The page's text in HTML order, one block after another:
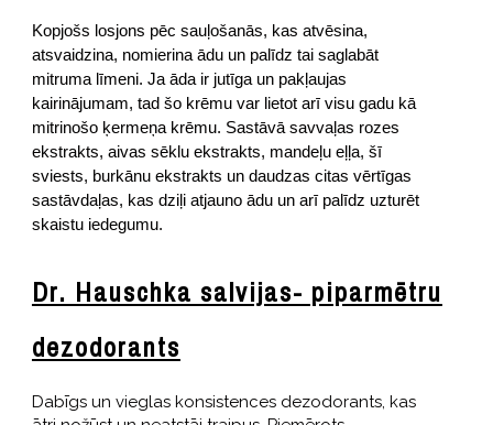
Kopjošs losjons pēc sauļošanās, kas atvēsina,
atsvaidzina, nomierina ādu un palīdz tai saglabāt
mitruma līmeni. Ja āda ir jutīga un pakļaujas
kairinājumam, tad šo krēmu var lietot arī visu gadu kā
mitrinošo ķermeņa krēmu. Sastāvā savvaļas rozes
ekstrakts, aivas sēklu ekstrakts, mandeļu eļļa, šī
sviests, burkānu ekstrakts un daudzas citas vērtīgas
sastāvdaļas, kas dziļi atjauno ādu un arī palīdz uzturēt
skaistu iedegumu.
Dr. Hauschka salvijas- piparmētru
dezodorants
Dabīgs un vieglas konsistences dezodorants, kas